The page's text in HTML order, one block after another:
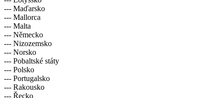
--- Maďarsko
--- Mallorca
--- Malta
--- Německo
--- Nizozemsko
--- Norsko
--- Pobaltské státy
--- Polsko
--- Portugalsko
--- Rakousko
--- Řecko